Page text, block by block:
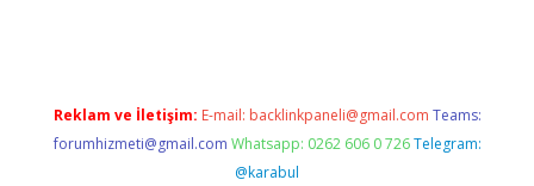
Reklam ve İletişim: E-mail: backlinkpaneli@gmail.com Teams:
forumhizmeti@gmail.com Whatsapp: 0262 606 0 726 Telegram:
@karabul